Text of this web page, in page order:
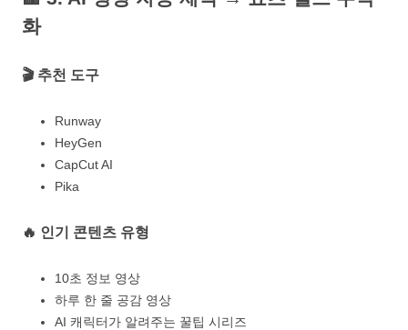
화
🎬 추천 도구
Runway
HeyGen
CapCut AI
Pika
🔥 인기 콘텐츠 유형
10초 정보 영상
하루 한 줄 공감 영상
AI 캐릭터가 알려주는 꿀팁 시리즈